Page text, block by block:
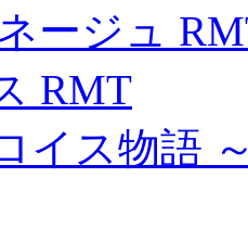
ージュ
RMT
イス物語